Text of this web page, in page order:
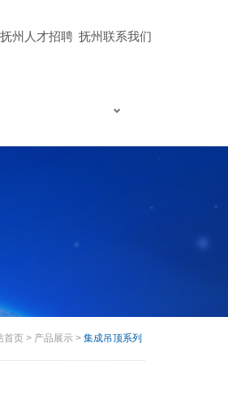
抚州人才招聘 抚州联系我们
首页 > 产品展示 > 集成吊顶系列